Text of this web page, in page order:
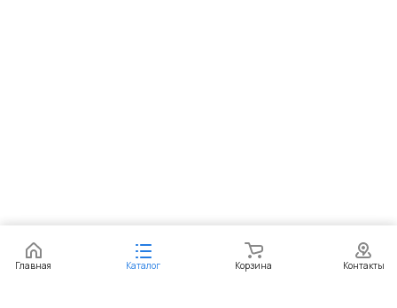
Главная Каталог Корзина Контакты